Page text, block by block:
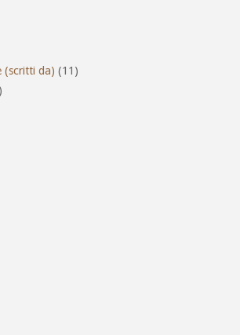
(scritti da) (11)